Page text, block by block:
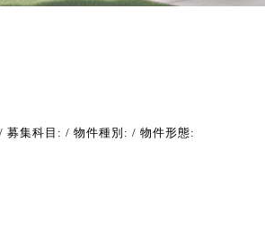
/ 募集科目: / 物件種別: / 物件形態: